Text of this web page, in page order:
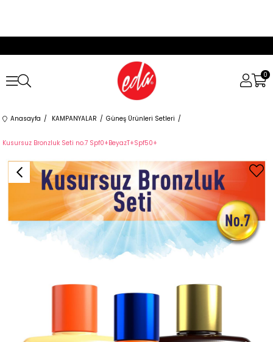
0
Anasayfa KAMPANYALAR Güneş Ürünleri Setleri
Kusursuz Bronzluk Seti no.7 Spf0+BeyazT+Spf50+